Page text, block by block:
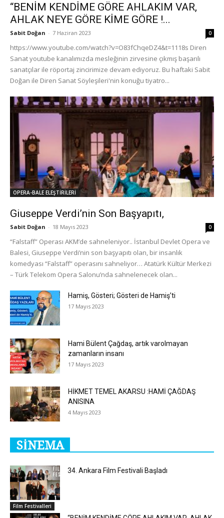
“BENİM KENDİME GÖRE AHLAKIM VAR,
AHLAK NEYE GÖRE KİME GÖRE !...
Sabit Doğan - 7 Haziran 2023 0
https://www.youtube.com/watch?v=O83fChqeDZ4&t=1118s Diren
Sanat youtube kanalımızda mesleğinin zirvesine çıkmış başarılı
sanatçılar ile röportaj zincirimize devam ediyoruz. Bu haftaki Sabit
Doğan ile Diren Sanat Söyleşileri'nin konuğu tiyatro...
OPERA-BALE ELEŞTİRİLERİ
Giuseppe Verdi’nin Son Başyapıtı,
Sabit Doğan - 18 Mayıs 2023 0
“Falstaff” Operası AKM’de sahneleniyor.. İstanbul Devlet Opera ve
Balesi, Giuseppe Verdi’nin son başyapıtı olan, bir insanlık
komedyası “Falstaff” operasını sahneliyor… Atatürk Kültür Merkezi
– Türk Telekom Opera Salonu’nda sahnelenecek olan...
Hamiş, Gösteri; Gösteri de Hamiş’ti
17 Mayıs 2023
Hami Bülent Çağdaş, artık varolmayan
zamanların insanı
17 Mayıs 2023
HİKMET TEMEL AKARSU :HAMİ ÇAĞDAŞ
ANISINA
4 Mayıs 2023
SİNEMA
Film Festivalleri
34. Ankara Film Festivali Başladı